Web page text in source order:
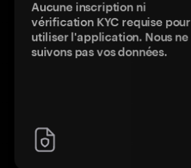
Aucune inscription ni
vérification KYC requise pour
utiliser l'application. Nous ne
suivons pas vos données.